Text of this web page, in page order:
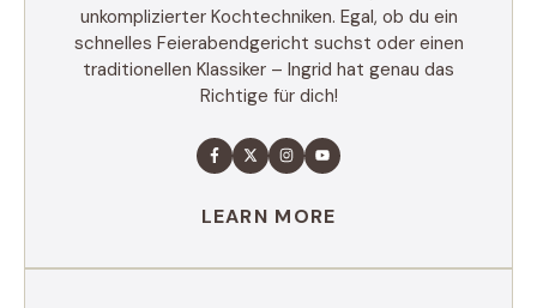
unkomplizierter Kochtechniken. Egal, ob du ein
schnelles Feierabendgericht suchst oder einen
traditionellen Klassiker – Ingrid hat genau das
Richtige für dich!
LEARN MORE